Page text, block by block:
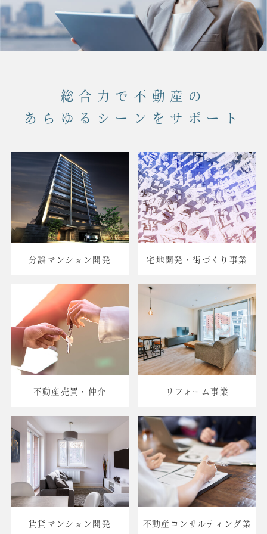
総合力で不動産の
あらゆるシーンをサポート
分譲マンション開発 宅地開発・街づくり事業
不動産売買・仲介 リフォーム事業
賃貸マンション開発 不動産コンサルティング業